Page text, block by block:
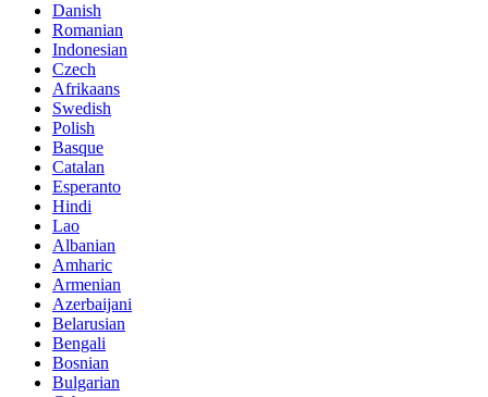
Danish
Romanian
Indonesian
Czech
Afrikaans
Swedish
Polish
Basque
Catalan
Esperanto
Hindi
Lao
Albanian
Amharic
Armenian
Azerbaijani
Belarusian
Bengali
Bosnian
Bulgarian